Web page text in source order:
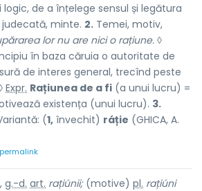
de a înțelege sensul și legătura
judecată, minte. 2. Temei, motiv,
lor nu are nici o rațiune. ◊
în baza căruia o autoritate de
de interes general, trecînd peste
Expr. Rațiunea de a fi (a unui lucru) =
existența (unui lucru). 3.
(1, învechit) ráție (GHICA, A.
permalink
, g.-d. art. rațiúnii;(motive) pl. rațiúni